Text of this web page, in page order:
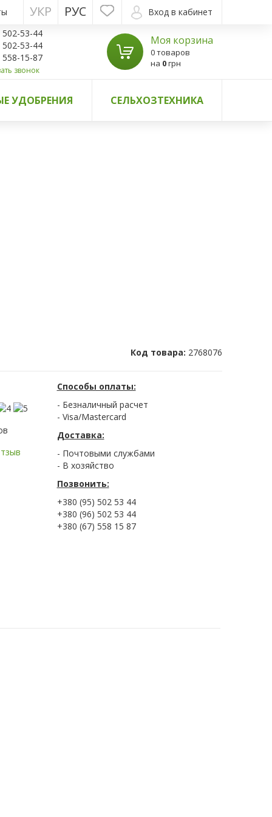
Вход в кабинет
РУС
УКР
502-53-44
502-53-44
558-15-87
звонок
Моя корзина
0 товаров
на 0грн
УДОБРЕНИЯ СЕЛЬХОЗТЕХНИКА
Код товара: 2768076
Способы оплаты:
- Безналичный расчет
- Visa/Mastercard
Доставка:
- Почтовыми службами
- В хозяйство
Позвонить:
+380 (95) 502 53 44
+380 (96) 502 53 44
+380 (67) 558 15 87